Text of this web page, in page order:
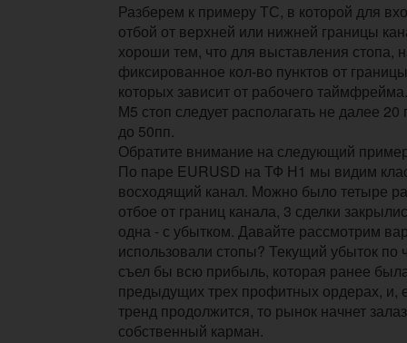
Разберем к примеру ТС, в которой для
отбой от верхней или нижней границы
хороши тем, что для выставления стопа,
фиксированное кол-во пунктов от
которых зависит от рабочего
М5 стоп следует располагать не далее
до 50пп.
Обратите внимание на следующий
По паре EURUSD на ТФ Н1 мы видим
восходящий канал. Можно было тетыре
отбое от границ канала, 3 сделки
одна - с убытком. Давайте рассмотрим
использовали стопы? Текущий убыток по
съел бы всю прибыль, которая ранее
предыдущих трех профитных ордерах, и,
тренд продолжится, то рынок начнет
собственный карман.